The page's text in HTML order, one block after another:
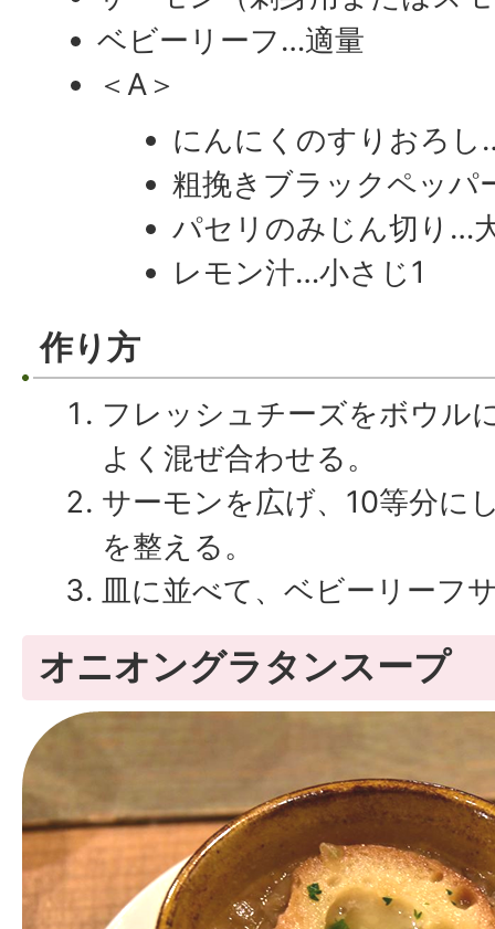
ベビーリーフ…適量
＜A＞
にんにくのすりおろ
粗挽きブラックペッパ
パセリのみじん切り…
レモン汁…小さじ1
作り方
フレッシュチーズをボウル
よく混ぜ合わせる。
サーモンを広げ、10等分に
を整える。
皿に並べて、ベビーリーフ
オニオングラタンスープ